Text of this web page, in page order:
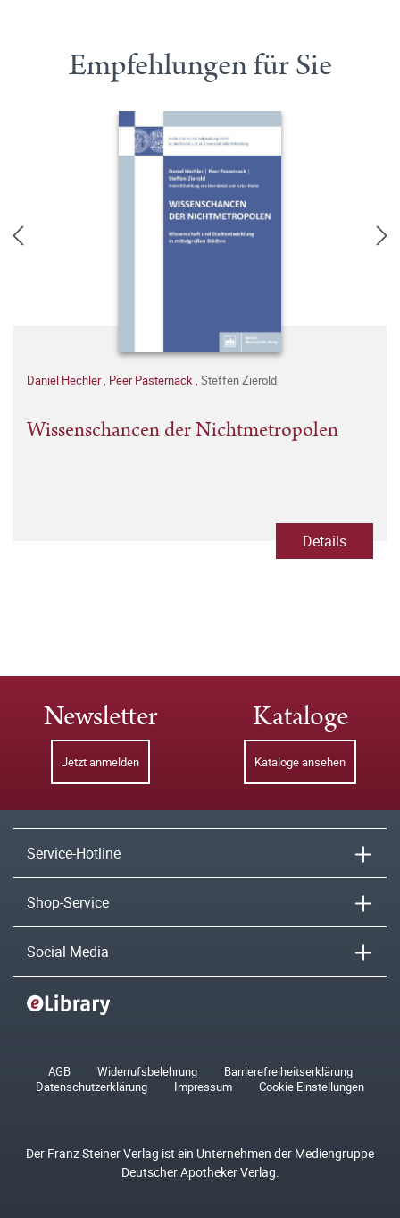
Empfehlungen für Sie
Daniel Hechler, Peer Pasternack, Steffen Zierold
Wissenschancen der Nichtmetropolen
Details
Newsletter
Jetzt anmelden
Kataloge
Kataloge ansehen
Service-Hotline
Shop-Service
Social Media
AGB Widerrufsbelehrung
Barrierefreiheitserklärung
Datenschutzerklärung
Impressum Cookie Einstellungen
Der Franz Steiner Verlag ist ein Unternehmen der Mediengruppe
Deutscher Apotheker Verlag.